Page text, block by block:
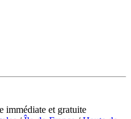
immédiate et gratuite